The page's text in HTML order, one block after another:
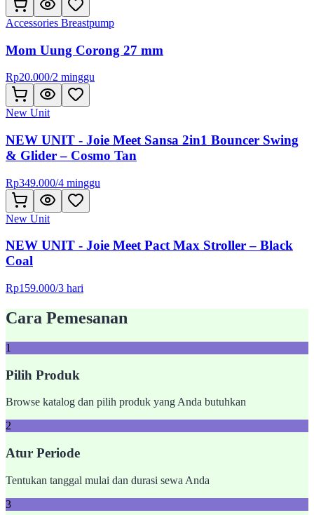
Accessories Breastpump
Mom Uung Corong 27 mm
Rp20.000/2 minggu
New Unit
NEW UNIT - Joie Meet Sansa 2in1 Bouncer Swing
& Glider – Cosmo Tan
Rp349.000/4 minggu
New Unit
NEW UNIT - Joie Meet Pact Max Stroller – Black
Coal
Rp159.000/3 hari
Cara Pemesanan
1
Pilih Produk
Browse katalog dan pilih produk yang Anda butuhkan
2
Atur Periode
Tentukan tanggal mulai dan durasi sewa Anda
3